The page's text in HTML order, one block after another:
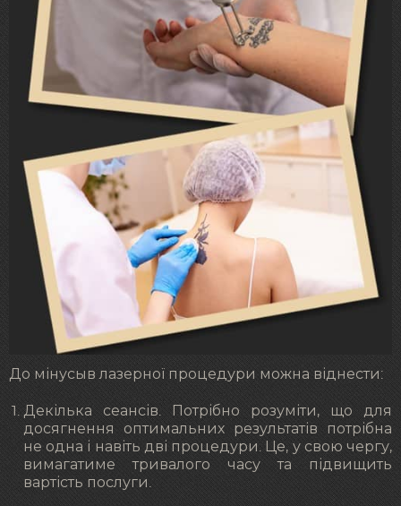
До мінусыв лазерної процедури можна віднести:
Декілька сеансів. Потрібно розуміти, що для
досягнення оптимальних результатів потрібна
не одна і навіть дві процедури. Це, у свою чергу,
вимагатиме тривалого часу та підвищить
вартість послуги.